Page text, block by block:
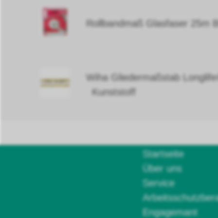
Rollbandmaß Glasfaser 25m
Wiha Gliedermaßstab
Kunststoff
Startseite
Über uns
Service
Engagemant